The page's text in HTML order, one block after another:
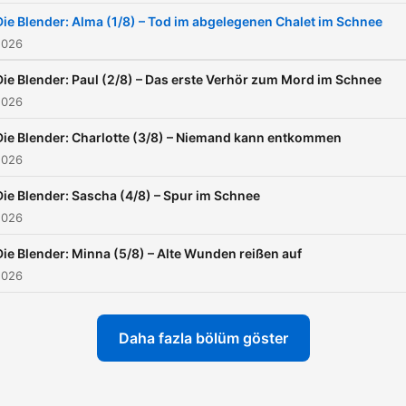
einen umgehenden Mörder?
bringt schon Freundschaft,
töten würde... Eure neue
Erfolgsautor Gregor
Locked In Crime mit
gruseligen Twists. Schickt
an: dieblender@ard.de
Blender: Alma (1/8) – Tod im abgelegenen Chalet im Schnee
Blender: Paul (2/8) – Das erste Verhör zum Mord im Schnee
Blender: Charlotte (3/8) – Niemand kann entkommen
Blender: Sascha (4/8) – Spur im Schnee
Blender: Minna (5/8) – Alte Wunden reißen auf
Daha fazla bölüm göster